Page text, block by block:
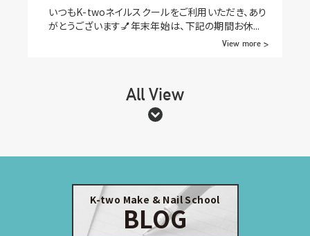
いつもK-twoネイルスクールをご利用いただき、あり
がとうございます💅年末年始は、下記の期間お休...
View more >
All View
K-two Make & Nail School
BLOG